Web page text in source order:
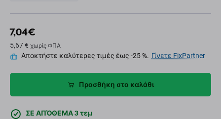
7,04 €
5,67 € χωρίς ΦΠΑ
Αποκτήστε καλύτερες τιμές έως -25 %. Γίνετε FixPartner
Προσθήκη στο καλάθι
ΣΕ ΑΠΌΘΕΜΑ 3 τεμ